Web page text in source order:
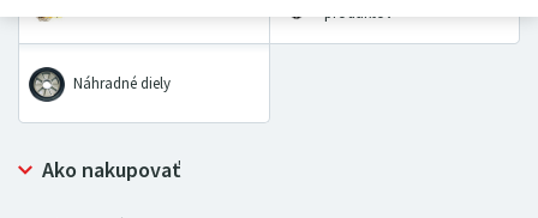
produktov
Náhradné diely
Ako nakupovať
Prečo nakupovať u LUGERO